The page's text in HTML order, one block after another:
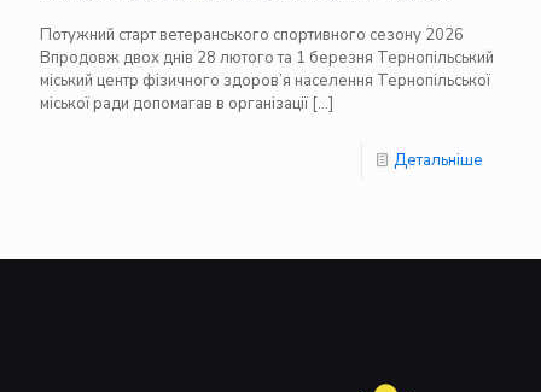
Потужний старт ветеранського спортивного сезону 2026
Впродовж двох днів 28 лютого та 1 березня Тернопільський
міський центр фізичного здоров’я населення Тернопільської
міської ради допомагав в організації […]
Детальніше